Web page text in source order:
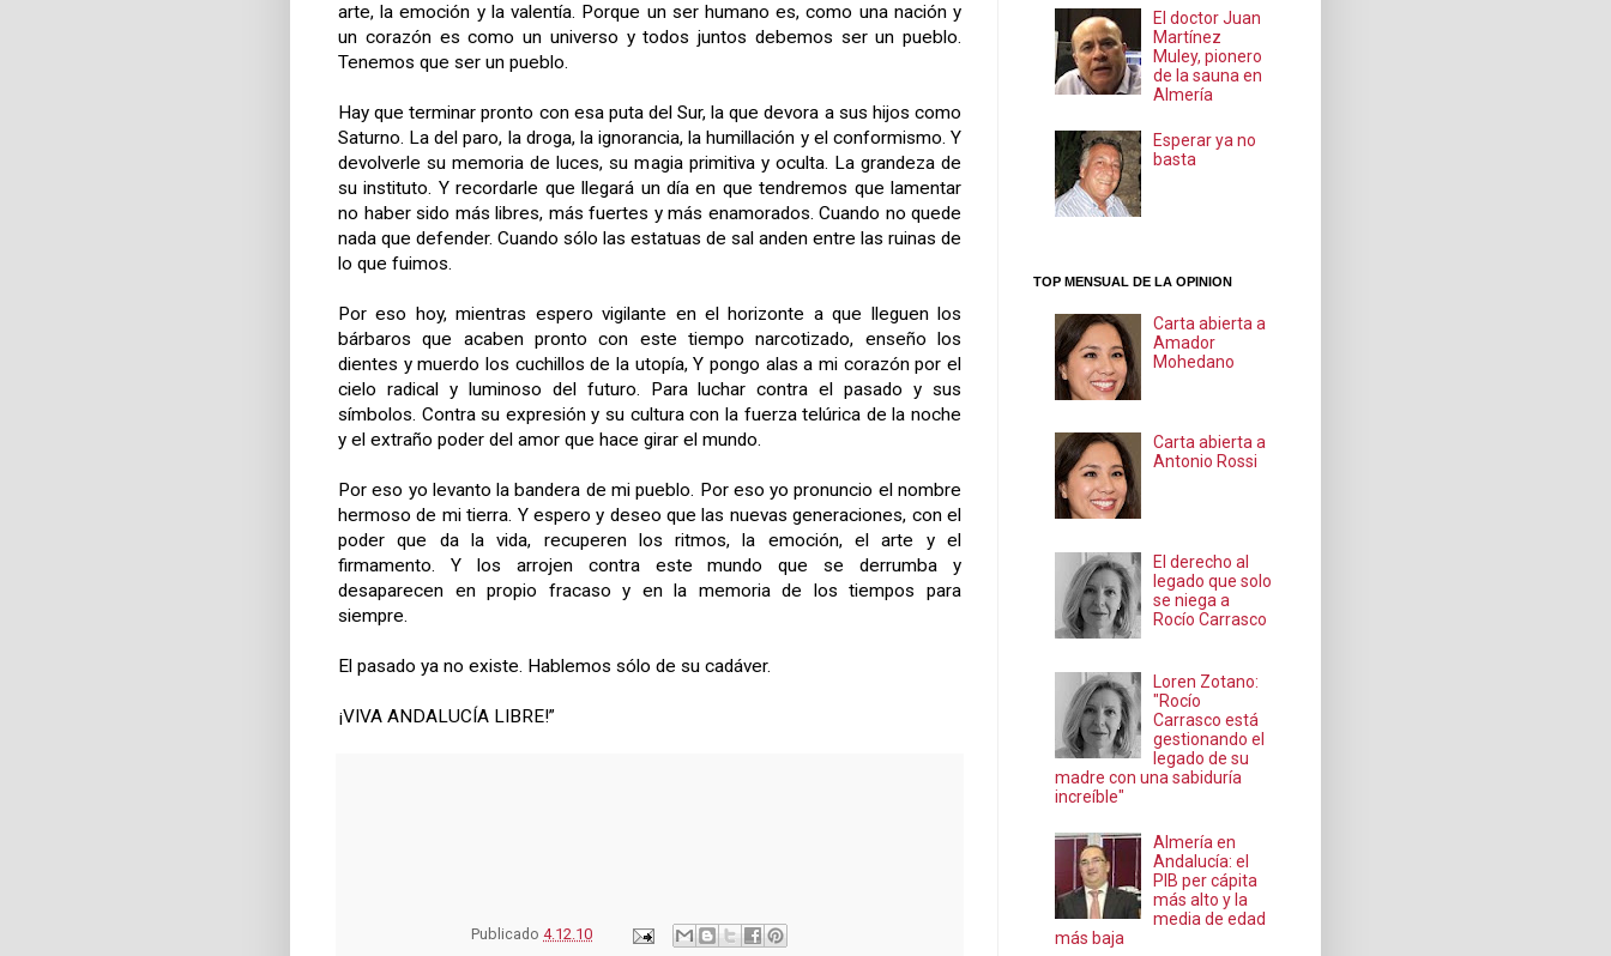
arte, la emoción y la valentía. Porque un ser humano es, como una nación y
un corazón es como un universo y todos juntos debemos ser un pueblo.
Tenemos que ser un pueblo.
Hay que terminar pronto con esa puta del Sur, la que devora a sus hijos como
Saturno. La del paro, la droga, la ignorancia, la humillación y el conformismo. Y
devolverle su memoria de luces, su magia primitiva y oculta. La grandeza de
su instituto. Y recordarle que llegará un día en que tendremos que lamentar
no haber sido más libres, más fuertes y más enamorados. Cuando no quede
nada que defender. Cuando sólo las estatuas de sal anden entre las ruinas de
lo que fuimos.
Por eso hoy, mientras espero vigilante en el horizonte a que lleguen los
bárbaros que acaben pronto con este tiempo narcotizado, enseño los
dientes y muerdo los cuchillos de la utopía, Y pongo alas a mi corazón por el
cielo radical y luminoso del futuro. Para luchar contra el pasado y sus
símbolos. Contra su expresión y su cultura con la fuerza telúrica de la noche
y el extraño poder del amor que hace girar el mundo.
Por eso yo levanto la bandera de mi pueblo. Por eso yo pronuncio el nombre
hermoso de mi tierra. Y espero y deseo que las nuevas generaciones, con el
poder que da la vida, recuperen los ritmos, la emoción, el arte y el
firmamento. Y los arrojen contra este mundo que se derrumba y
desaparecen en propio fracaso y en la memoria de los tiempos para
siempre.
El pasado ya no existe. Hablemos sólo de su cadáver.
¡VIVA ANDALUCÍA LIBRE!”
Publicado 4.12.10
El doctor Juan
Martínez
Muley, pionero
de la sauna en
Almería
Esperar ya no
basta
TOP MENSUAL DE LA OPINION
Carta abierta a
Amador
Mohedano
Carta abierta a
Antonio Rossi
El derecho al
legado que solo
se niega a
Rocío Carrasco
Loren Zotano:
"Rocío
Carrasco está
gestionando el
legado de su
madre con una sabiduría
increíble"
Almería en
Andalucía: el
PIB per cápita
más alto y la
media de edad
más baja